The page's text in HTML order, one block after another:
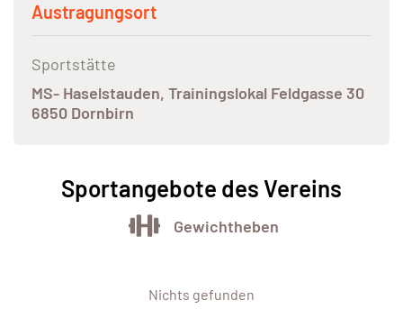
Austragungsort
Sportstätte
MS- Haselstauden, Trainingslokal Feldgasse 30
6850 Dornbirn
Sportangebote des Vereins
Gewichtheben
Nichts gefunden